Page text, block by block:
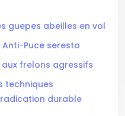
guepes abeilles en vol
Puce seresto
frelons agressifs
techniques
durable